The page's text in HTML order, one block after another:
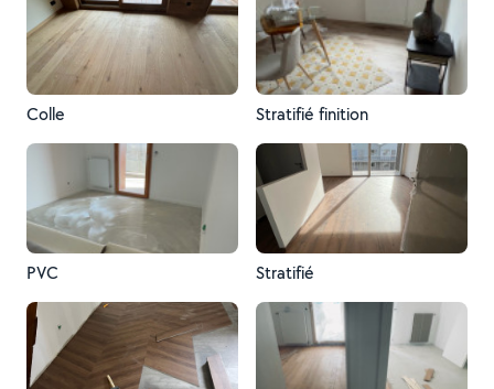
Colle Stratifié finition
PVC Stratifié